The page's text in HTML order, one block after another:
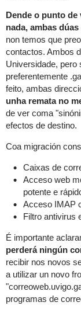
Dende o punto
nada, ambas
non temos que
contactos. Ambos
Universidade, pero
preferentemente
feito, ambas
unha remata no
de ver coma
efectos de destino.
Coa migración
Caixas de
Acceso web
potente e
Acceso IMAP
Filtro antivirus
É importante
perderá ningún
recibir nos novos
a utilizar un novo
programas de